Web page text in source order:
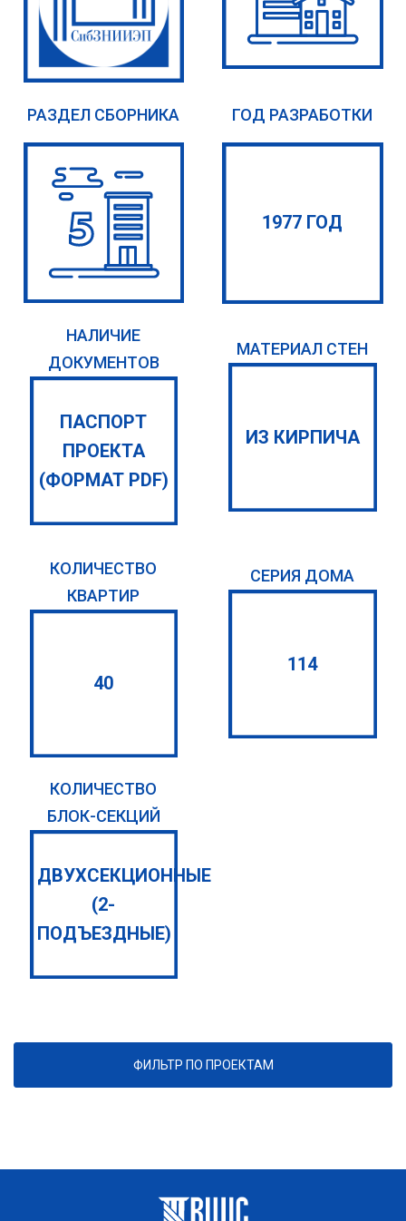
РАЗДЕЛ СБОРНИКА ГОД РАЗРАБОТКИ
1977 ГОД
НАЛИЧИЕ
ДОКУМЕНТОВ
ПАСПОРТ
ПРОЕКТА
(ФОРМАТ PDF)
МАТЕРИАЛ СТЕН
ИЗ КИРПИЧА
КОЛИЧЕСТВО
КВАРТИР
40
СЕРИЯ ДОМА
114
КОЛИЧЕСТВО
БЛОК-СЕКЦИЙ
ДВУХСЕКЦИОННЫЕ
(2-
ПОДЪЕЗДНЫЕ)
ФИЛЬТР ПО ПРОЕКТАМ